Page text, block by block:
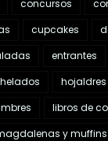
concursos
cupcakes
entrantes
helados hojaldres
libros de
y muffins